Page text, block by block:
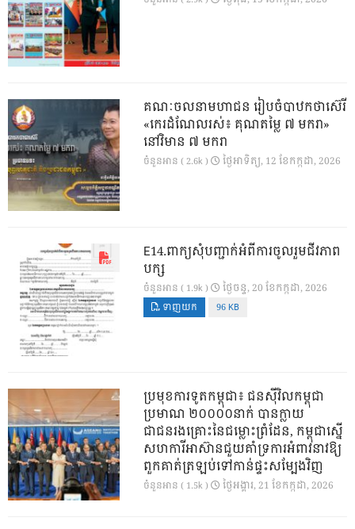
គណៈចលនាមហាជន រៀបចំបាឋកថាស៊េរី
«កេរដំណែលរស់៖ គុណតម្លៃ ៧ មករា»
នៅវិមាន ៧ មករា
ចំនួនអាន ( 2.6k ) ថ្ងៃ​អាទិត្យ, 12 ខែ​កក្កដា, 2026
E14.ពាក្យសុំបញ្ជាក់អំពីការចូលរួមជីវភាព
បក្ស
ចំនួនអាន ( 1.9k ) ថ្ងៃ​ចន្ទ, 20 ខែ​កក្កដា, 2026
ទាញយក 96 KB
ប្រមុខការទូតកម្ពុជា៖ ជនស៊ីវិលកម្ពុជា
ប្រមាណ ២០០០០នាក់ បានក្លាយ
ជាជនរងគ្រោះនៃជម្លោះព្រំដែន, កម្ពុជាស្នើ
សហការីអាស៊ានជួយគាំទ្រការអំពាវនាវឱ្យ
ពួកគាត់ត្រឡប់ទៅកាន់ផ្ទះសម្បែងវិញ
ចំនួនអាន ( 1.5k ) ថ្ងៃ​អង្គារ, 21 ខែ​កក្កដា, 2026